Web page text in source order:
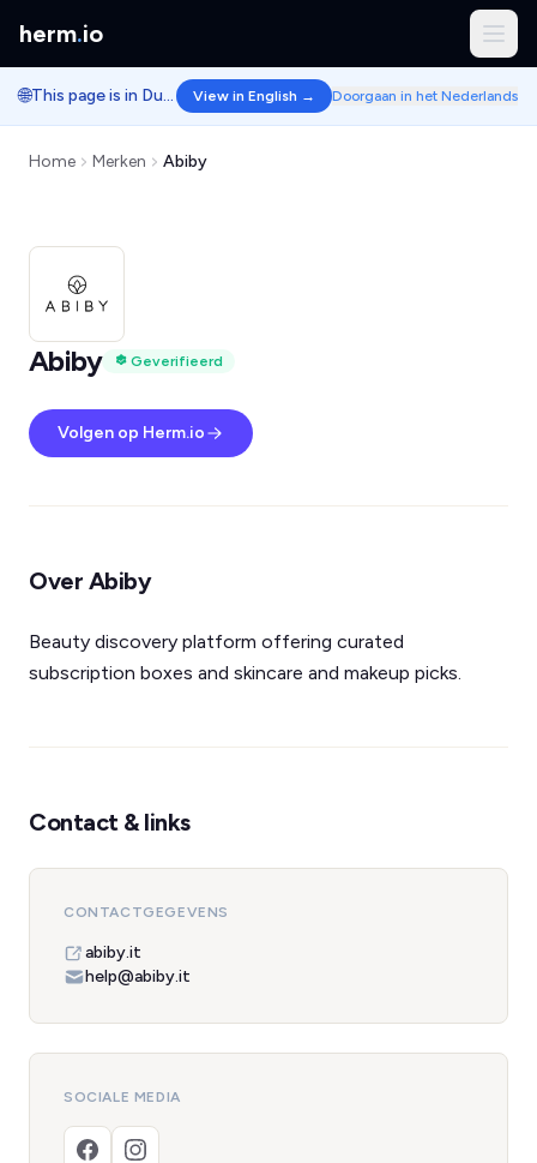
herm.io
🌐 This page is in Dutch. View in English → Doorgaan in het Nederlands
Home Merken Abiby
Abiby Geverifieerd
Volgen op Herm.io
Over Abiby
Beauty discovery platform offering curated
subscription boxes and skincare and makeup picks.
Contact & links
CONTACTGEGEVENS
abiby.it
help@abiby.it
SOCIALE MEDIA